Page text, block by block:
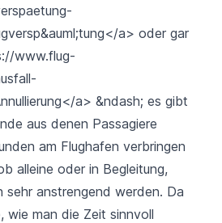
a> oder gar
www.flug-
a> &ndash; es gibt
aus denen Passagiere
am Flughafen verbringen
alleine oder in Begleitung,
sehr anstrengend werden. Da
wie man die Zeit sinnvoll